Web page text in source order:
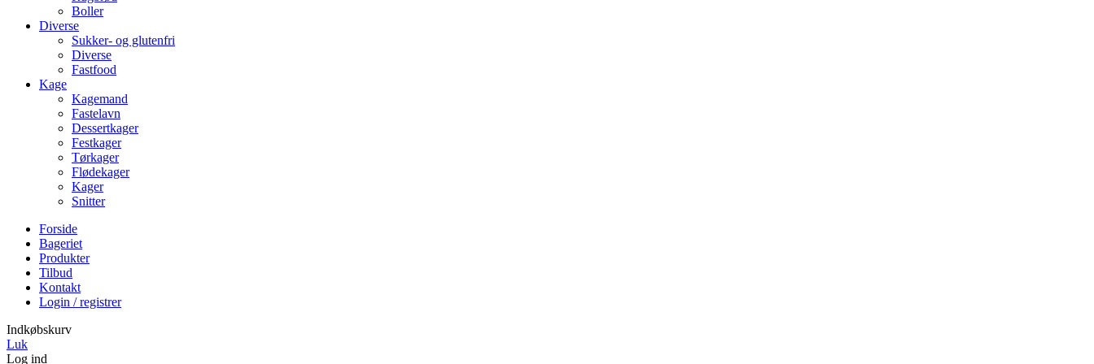
Boller
Diverse
Sukker- og glutenfri
Diverse
Fastfood
Kage
Kagemand
Fastelavn
Dessertkager
Festkager
Tørkager
Flødekager
Kager
Snitter
Forside
Bageriet
Produkter
Tilbud
Kontakt
Login / registrer
Indkøbskurv
Luk
Log ind